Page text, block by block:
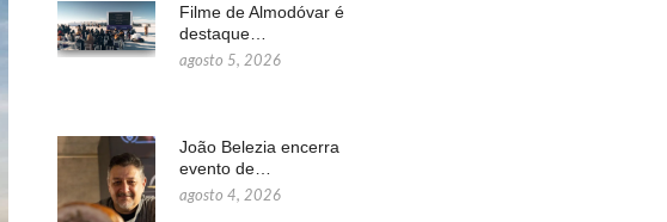
Filme de Almodóvar é
destaque…
agosto 5, 2026
João Belezia encerra
evento de…
agosto 4, 2026